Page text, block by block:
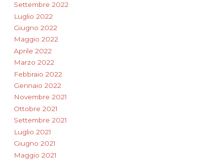
Settembre 2022
Luglio 2022
Giugno 2022
Maggio 2022
Aprile 2022
Marzo 2022
Febbraio 2022
Gennaio 2022
Novembre 2021
Ottobre 2021
Settembre 2021
Luglio 2021
Giugno 2021
Maggio 2021